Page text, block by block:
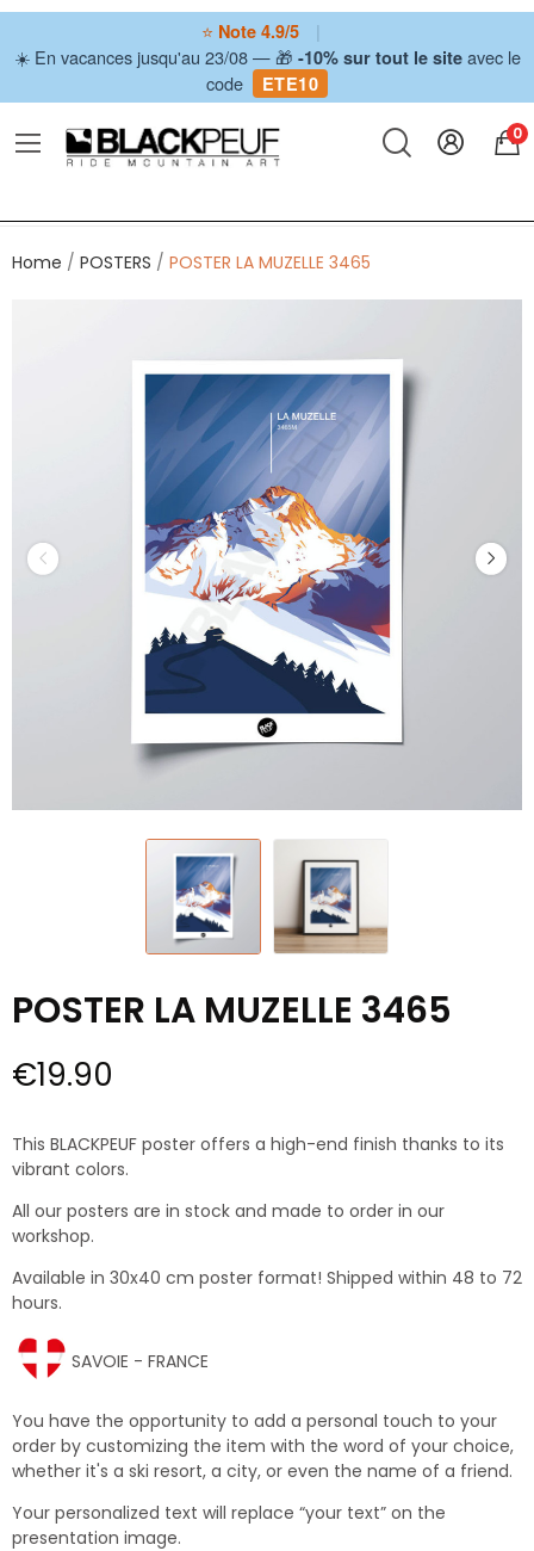
⭐ Note 4.9/5
|
☀️ En vacances jusqu'au 23/08 — 🎁 -10% sur tout le siteavec le
code
ETE10
0
Home POSTERS POSTER LA MUZELLE 3465
POSTER LA MUZELLE 3465
€19.90
This BLACKPEUF poster offers a high-end finish thanks to its
vibrant colors.
All our posters are in stock and made to order in our
workshop.
Available in 30x40 cm poster format! Shipped within 48 to 72
hours.
SAVOIE - FRANCE
You have the opportunity to add a personal touch to your
order by customizing the item with the word of your choice,
whether it's a ski resort, a city, or even the name of a friend.
Your personalized text will replace “your text” on the
presentation image.